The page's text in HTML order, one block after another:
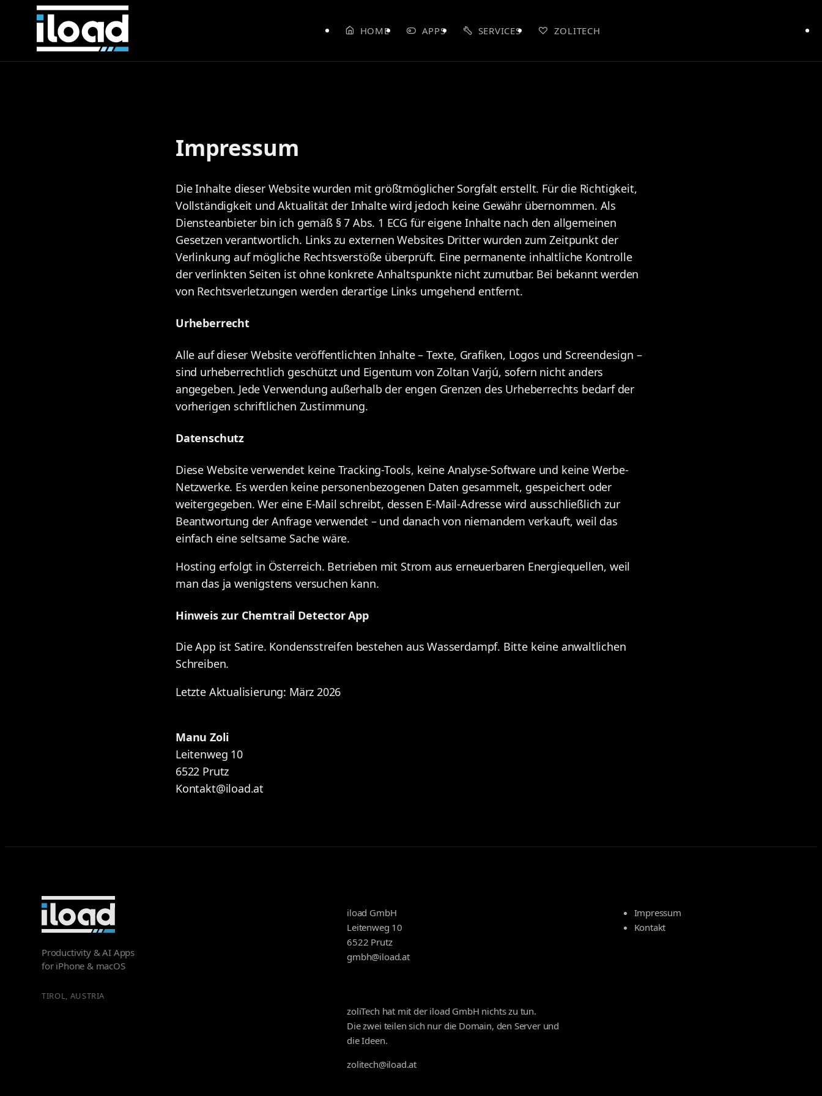
HOME APPS SERVICES ZOLITECH
Impressum
Die Inhalte dieser Website wurden mit größtmöglicher Sorgfalt erstellt. Für die Richtigkeit,
Vollständigkeit und Aktualität der Inhalte wird jedoch keine Gewähr übernommen. Als
Diensteanbieter bin ich gemäß § 7 Abs. 1 ECG für eigene Inhalte nach den allgemeinen
Gesetzen verantwortlich. Links zu externen Websites Dritter wurden zum Zeitpunkt der
Verlinkung auf mögliche Rechtsverstöße überprüft. Eine permanente inhaltliche Kontrolle
der verlinkten Seiten ist ohne konkrete Anhaltspunkte nicht zumutbar. Bei bekannt werden
von Rechtsverletzungen werden derartige Links umgehend entfernt.
Urheberrecht
Alle auf dieser Website veröffentlichten Inhalte – Texte, Grafiken, Logos und Screendesign –
sind urheberrechtlich geschützt und Eigentum von Zoltan Varjú, sofern nicht anders
angegeben. Jede Verwendung außerhalb der engen Grenzen des Urheberrechts bedarf der
vorherigen schriftlichen Zustimmung.
Datenschutz
Diese Website verwendet keine Tracking-Tools, keine Analyse-Software und keine Werbe-
Netzwerke. Es werden keine personenbezogenen Daten gesammelt, gespeichert oder
weitergegeben. Wer eine E-Mail schreibt, dessen E-Mail-Adresse wird ausschließlich zur
Beantwortung der Anfrage verwendet – und danach von niemandem verkauft, weil das
einfach eine seltsame Sache wäre.
Hosting erfolgt in Österreich. Betrieben mit Strom aus erneuerbaren Energiequellen, weil
man das ja wenigstens versuchen kann.
Hinweis zur Chemtrail Detector App
Die App ist Satire. Kondensstreifen bestehen aus Wasserdampf. Bitte keine anwaltlichen
Schreiben.
Letzte Aktualisierung: März 2026
Manu Zoli
Leitenweg 10
6522 Prutz
Kontakt@iload.at
Productivity & AI Apps
for iPhone & macOS
TIROL, AUSTRIA
iload GmbH
Leitenweg 10
6522 Prutz
gmbh@iload.at
zoliTech hat mit der iload GmbH nichts zu tun.
Die zwei teilen sich nur die Domain, den Server und
die Ideen.
zolitech@iload.at
Impressum
Kontakt